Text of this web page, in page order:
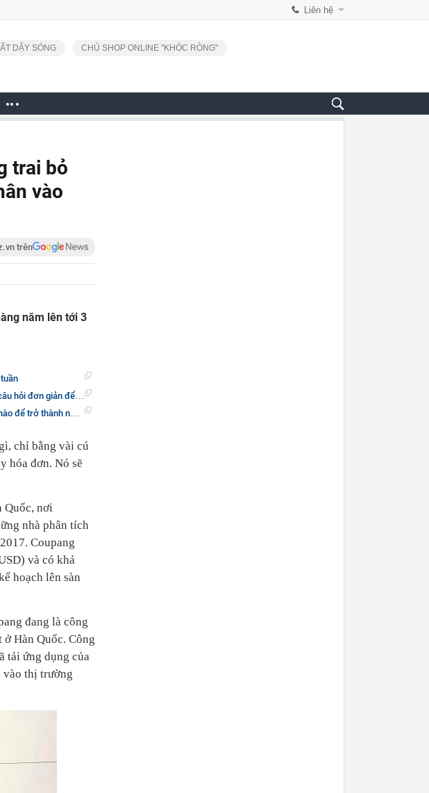
Liên hệ
DẬY SÓNG CHỦ SHOP ONLINE "KHÓC RÒNG"
trai bỏ
vào
trên
năm lên tới 3
trường làm việc tốt hơn
mơ ước nhất nước Mỹ
chỉ bằng vài cú
hóa đơn. Nó sẽ
Quốc, nơi
nhà phân tích
Coupang
và có khả
hoạch lên sàn
đang là công
Hàn Quốc. Công
tải ứng dụng của
vào thị trường